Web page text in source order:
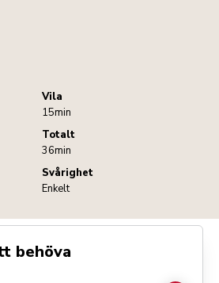
Vila
15min
Totalt
36min
Svårighet
Enkelt
behöva